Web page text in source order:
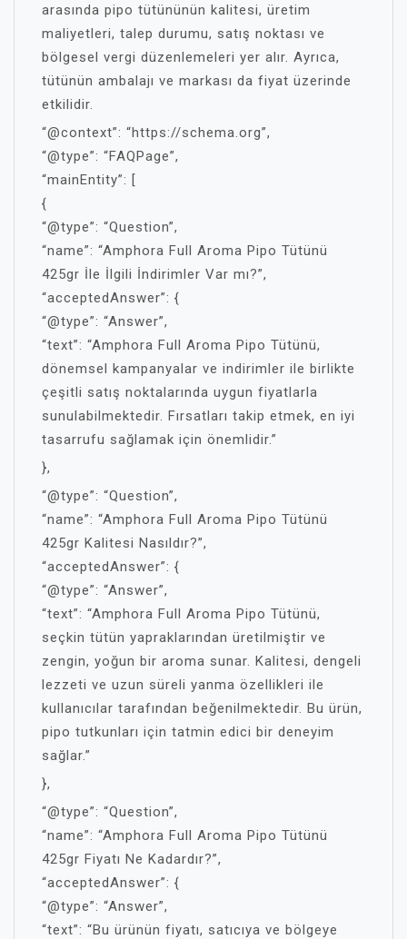
arasında pipo tütününün kalitesi, üretim
maliyetleri, talep durumu, satış noktası ve
bölgesel vergi düzenlemeleri yer alır. Ayrıca,
tütünün ambalajı ve markası da fiyat üzerinde
etkilidir.
“@context”: “https://schema.org”,
“@type”: “FAQPage”,
“mainEntity”: [
{
“@type”: “Question”,
“name”: “Amphora Full Aroma Pipo Tütünü
425gr İle İlgili İndirimler Var mı?”,
“acceptedAnswer”: {
“@type”: “Answer”,
“text”: “Amphora Full Aroma Pipo Tütünü,
dönemsel kampanyalar ve indirimler ile birlikte
çeşitli satış noktalarında uygun fiyatlarla
sunulabilmektedir. Fırsatları takip etmek, en iyi
tasarrufu sağlamak için önemlidir.”
},
“@type”: “Question”,
“name”: “Amphora Full Aroma Pipo Tütünü
425gr Kalitesi Nasıldır?”,
“acceptedAnswer”: {
“@type”: “Answer”,
“text”: “Amphora Full Aroma Pipo Tütünü,
seçkin tütün yapraklarından üretilmiştir ve
zengin, yoğun bir aroma sunar. Kalitesi, dengeli
lezzeti ve uzun süreli yanma özellikleri ile
kullanıcılar tarafından beğenilmektedir. Bu ürün,
pipo tutkunları için tatmin edici bir deneyim
sağlar.”
},
“@type”: “Question”,
“name”: “Amphora Full Aroma Pipo Tütünü
425gr Fiyatı Ne Kadardır?”,
“acceptedAnswer”: {
“@type”: “Answer”,
“text”: “Bu ürünün fiyatı, satıcıya ve bölgeye